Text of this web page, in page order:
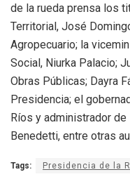
de la rueda prensa los
Territorial, José
Agropecuario; la
Social, Niurka Palacio;
Obras Públicas; Dayra
Presidencia; el
Ríos y administrador
Benedetti, entre otras
Tags: Presidencia de la